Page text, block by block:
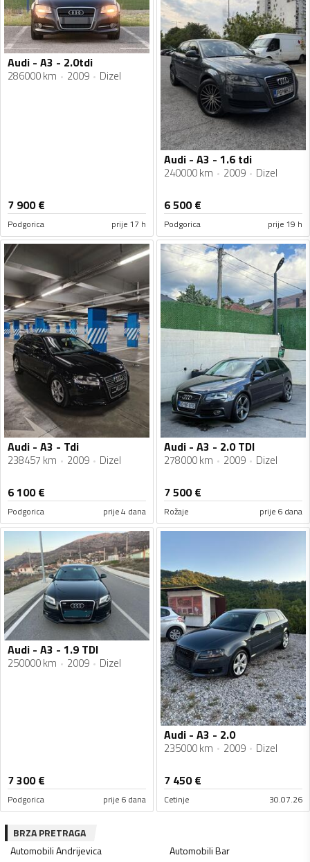
Audi - A3 - 2.0tdi
286000 km 2009 Dizel
7 900€
Podgorica prije 17 h
Audi - A3 - 1.6 tdi
240000 km 2009 Dizel
6 500€
Podgorica prije 19 h
Audi - A3 - Tdi
238457 km 2009 Dizel
6 100€
Podgorica prije 4 dana
Audi - A3 - 2.0 TDI
278000 km 2009 Dizel
7 500€
Rožaje prije 6 dana
Audi - A3 - 1.9 TDI
250000 km 2009 Dizel
7 300€
Podgorica prije 6 dana
Audi - A3 - 2.0
235000 km 2009 Dizel
7 450€
Cetinje 30.07.26
BRZA PRETRAGA
AutomobiliAndrijevica AutomobiliBar